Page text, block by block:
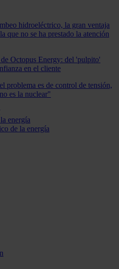
hidroeléctrico, la gran ventaja
que no se ha prestado la atención
Octopus Energy: del 'pulpito'
en el cliente
problema es de control de tensión,
es la nuclear"